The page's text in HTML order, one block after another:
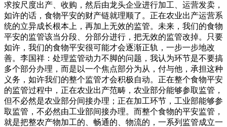
求按尺度出产、收购，然后由龙头企业进行加工、运营发卖，
如许的话，食物平安的财产链就理顺了。正在农业出产运营系
统的立异成长根本上，再加上无效的监管。未来，我们的食物
平安的监管该当分段、分部分进行，把无效的监管改掉。只要
如许，我们的食物平安很可能才会逐渐正轨，一步一步地改
善。李国祥：处理监管动力不脚的问题，我认为环节是不要搞
多个部分办理，而是以一个焦点部分为从，付与他，承担这种
义务，如许我们的整个监管才会积极自动。正在整个食物平安
的监管过程中，正在农业出产范畴，农业部分能够参取监管，
但不必然是农业部分间接办理；正在加工环节，工业部能够参
取监管，不必然由工业部间接办理。而整个食物的平安监管，
就是把整农产物加工的、畅通的、物流的，一系列监管成立一